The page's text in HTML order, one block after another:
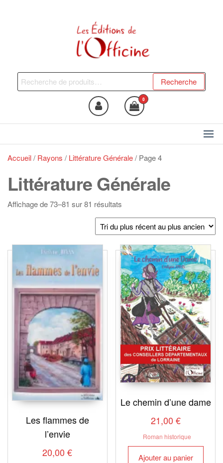
Les Editions de l'Officine
du bien !
Recherche
pour :
Recherche
0
Accueil/ Rayons / Littérature Générale/ Page 4
Littérature Générale
Affichage de 73–81 sur 81 résultats
du
plus
au
plus
ancien
Les flammes de
l’envie
20,00€
Le chemin d’une dame
21,00 €
Roman historique
Ajouter au panier